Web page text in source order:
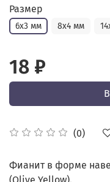
(0)
Размер
6х3 мм 8х4 мм
18 ₽
Фианит в форме